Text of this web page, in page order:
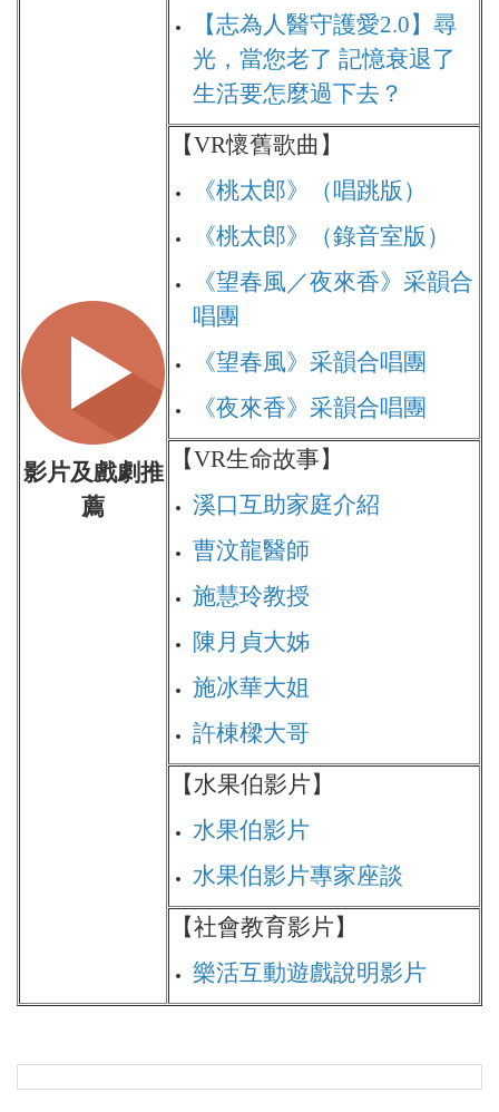
影片及戲劇推
薦
【志為人醫守護愛2.0】尋
光，當您老了 記憶衰退了
生活要怎麼過下去？
【VR懷舊歌曲】
《桃太郎》（唱跳版）
《桃太郎》（錄音室版）
《望春風／夜來香》采韻合
唱團
《望春風》采韻合唱團
《夜來香》采韻合唱團
【VR生命故事】
溪口互助家庭介紹
曹汶龍醫師
施慧玲教授
陳月貞大姊
施冰華大姐
許棟樑大哥
【水果伯影片】
水果伯影片
水果伯影片專家座談
【社會教育影片】
樂活互動遊戲說明影片